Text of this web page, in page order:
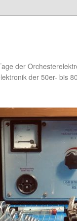
der
der 50er- bis